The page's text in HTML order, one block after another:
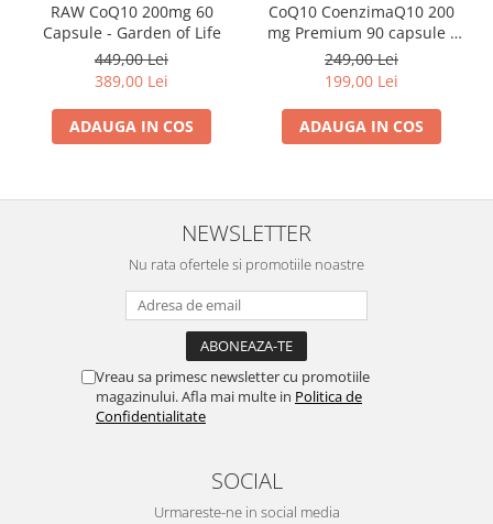
RAW CoQ10 200mg 60
Capsule - Garden of Life
449,00 Lei
389,00 Lei
ADAUGA IN COS
CoQ10 CoenzimaQ10 200
mg Premium 90 capsule -
Herbix
249,00 Lei
199,00 Lei
ADAUGA IN COS
NEWSLETTER
Nu rata ofertele si promotiile noastre
Vreau sa primesc newsletter cu promotiile
magazinului. Afla mai multe in Politica de
Confidentialitate
SOCIAL
Urmareste-ne in social media